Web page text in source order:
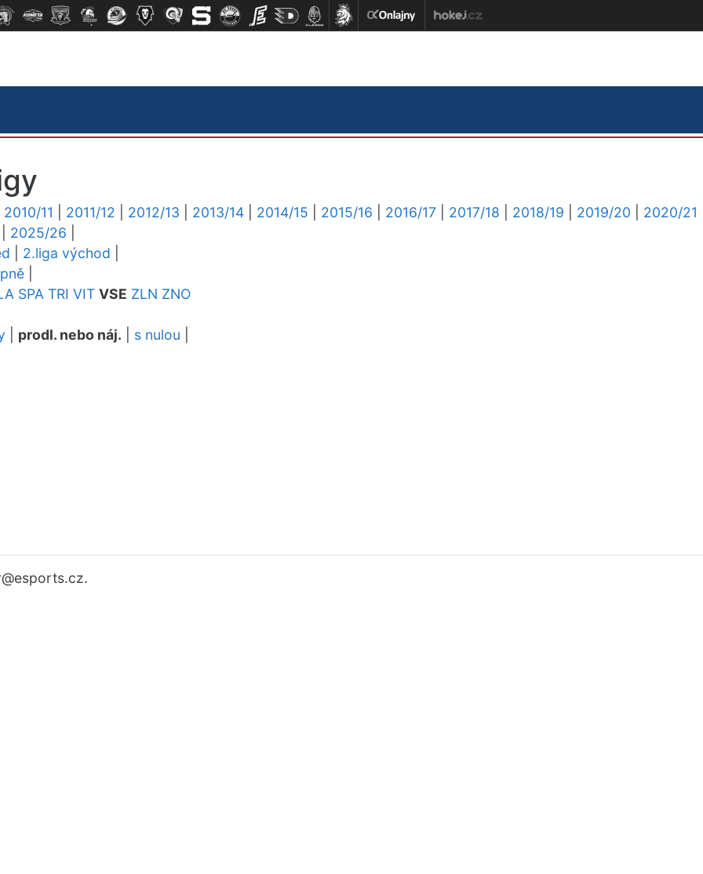
2010/11 2011/12 2012/13 2013/14 2014/15 2015/16 2016/17 2017/18 2018/19 2019/20
2020/21
2025/26
2.liga východ
SPA TRI VIT VSE ZLN ZNO
prodl. nebo náj. s nulou
@esports.cz.